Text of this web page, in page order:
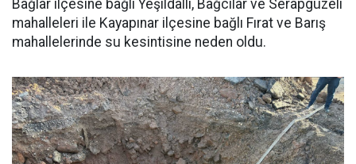
Bağlar ilçesine bağlı Yeşildallı, Bağcılar ve Serapgüzeli
mahalleleri ile Kayapınar ilçesine bağlı Fırat ve Barış
mahallelerinde su kesintisine neden oldu.